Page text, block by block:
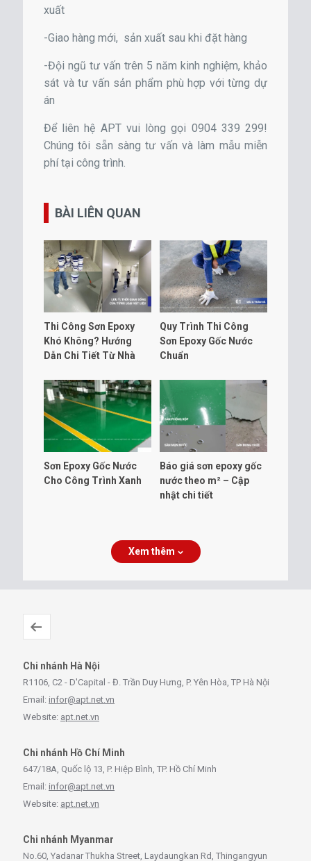
xuất
-Giao hàng mới, sản xuất sau khi đặt hàng
-Đội ngũ tư vấn trên 5 năm kinh nghiệm, khảo
sát và tư vấn sản phẩm phù hợp với từng dự
án
Để liên hệ APT vui lòng gọi 0904 339 299!
Chúng tôi sẵn sàng tư vấn và làm mẫu miễn
phí tại công trình.
BÀI LIÊN QUAN
Thi Công Sơn Epoxy
Khó Không? Hướng
Dẫn Chi Tiết Từ Nhà
Quy Trình Thi Công
Sơn Epoxy Gốc Nước
Chuẩn
Sơn Epoxy Gốc Nước
Cho Công Trình Xanh
Báo giá sơn epoxy gốc
nước theo m² – Cập
nhật chi tiết
Xem thêm
Chi nhánh Hà Nội
R1106, C2 - D'Capital - Đ. Trần Duy Hưng, P. Yên Hòa, TP Hà Nội
Email: infor@apt.net.vn
Website: apt.net.vn
Chi nhánh Hồ Chí Minh
647/18A, Quốc lộ 13, P. Hiệp Bình, TP. Hồ Chí Minh
Email: infor@apt.net.vn
Website: apt.net.vn
Chi nhánh Myanmar
No.60, Yadanar Thukha Street, Laydaungkan Rd, Thingangyun